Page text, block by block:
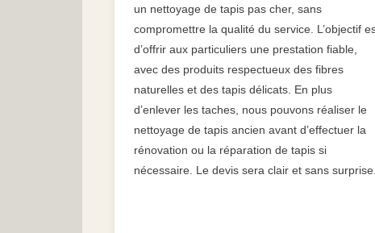
un nettoyage de tapis pas cher, sans
compromettre la qualité du service. L’objectif
d’offrir aux particuliers une prestation fiable,
avec des produits respectueux des fibres
naturelles et des tapis délicats. En plus
d’enlever les taches, nous pouvons réaliser le
nettoyage de tapis ancien avant d’effectuer la
rénovation ou la réparation de tapis si
nécessaire. Le devis sera clair et sans surprise.